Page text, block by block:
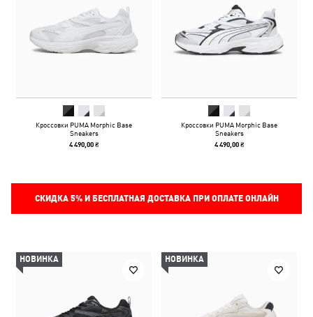
Кроссовки PUMA Morphic Base
Sneakers
4 490,00 ₴
Кроссовки PUMA Morphic Base
Sneakers
4 490,00 ₴
СКИДКА 5%И БЕСПЛАТНАЯ ДОСТАВКА ПРИ ОПЛАТЕ ОНЛАЙН
НОВИНКА НОВИНКА